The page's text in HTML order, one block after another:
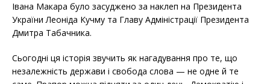
Івана Макара було засуджено за наклеп на Президента
України Леоніда Кучму та Главу Адміністрації Президента
Дмитра Табачника.
Сьогодні ця історія звучить як нагадування про те, що
незалежність держави і свобода слова — не одне й те